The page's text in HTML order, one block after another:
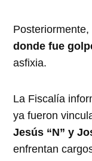
Posteriormente,
donde fue
asfixia.
La Fiscalía
ya fueron
Jesús “N” y
enfrentan